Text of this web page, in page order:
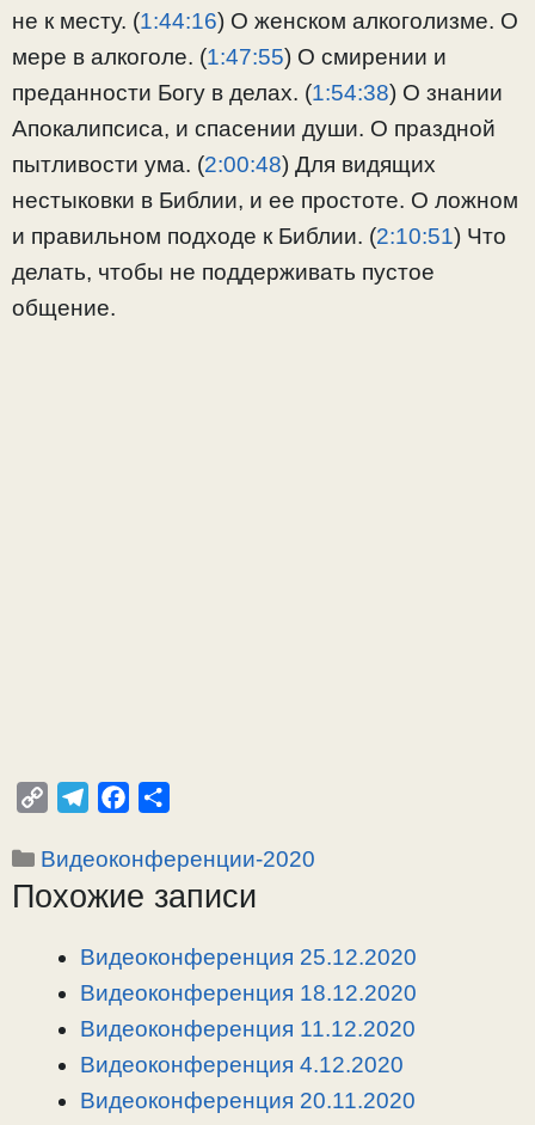
не к месту. (1:44:16) О женском алкоголизме. О
мере в алкоголе. (1:47:55) О смирении и
преданности Богу в делах. (1:54:38) О знании
Апокалипсиса, и спасении души. О праздной
пытливости ума. (2:00:48) Для видящих
нестыковки в Библии, и ее простоте. О ложном
и правильном подходе к Библии. (2:10:51) Что
делать, чтобы не поддерживать пустое
общение.
p
y
l
e
r
a
c
e
o
п
р
в
Рубрики
Видеоконференции-2020
Похожие записи
Видеоконференция 25.12.2020
Видеоконференция 18.12.2020
Видеоконференция 11.12.2020
Видеоконференция 4.12.2020
Видеоконференция 20.11.2020